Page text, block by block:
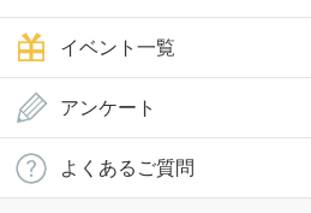
イベント一覧
アンケート
よくあるご質問